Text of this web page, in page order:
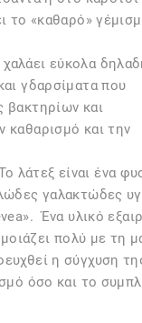
το «καθαρό»
χαλάει εύκολα
γδαρσίματα που
βακτηρίων και
καθαρισμό και την
λάτεξ είναι ένα
γαλακτώδες
Ένα υλικό
πολύ με τη
η σύγχυση
όσο και το